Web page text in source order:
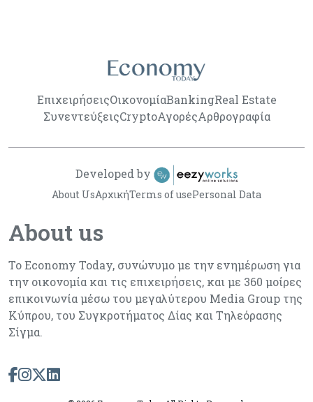
ΕπιχειρήσειςΟικονομίαBankingReal Estate
ΣυνεντεύξειςCryptoΑγορέςΑρθρογραφία
About us
Το Economy Today, συνώνυμο με την ενημέρωση για
την οικονομία και τις επιχειρήσεις, και με 360 μοίρες
επικοινωνία μέσω του μεγαλύτερου Media Group της
Κύπρου, του Συγκροτήματος Δίας και Τηλεόρασης
Σίγμα.
About UsΑρχικήTerms of usePersonal Data
Developed by